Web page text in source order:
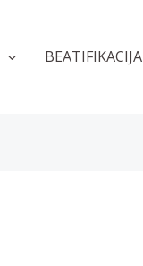
BEATIFIKACIJA